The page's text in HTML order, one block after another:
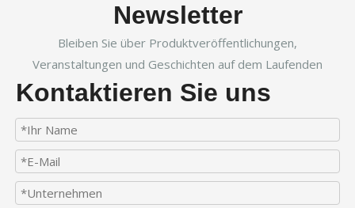
Newsletter
Bleiben Sie über Produktveröffentlichungen,
Veranstaltungen und Geschichten auf dem Laufenden
Kontaktieren Sie uns